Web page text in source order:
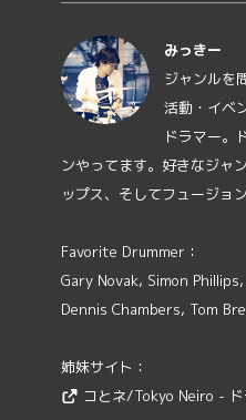
みっきー
ジャンルを
活動・イベ
ドラマー。
ンやってます。好きなジャ
ップス、そしてフュージョン
Favorite Drummer：
Gary Novak, Simon
Dennis Chambers, Tom
姉妹サイト：
コとネ/Tokyo Neiro -